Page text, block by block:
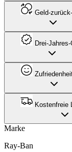
Geld-
Drei-
Kostenfreie
Marke
Ray-Ban